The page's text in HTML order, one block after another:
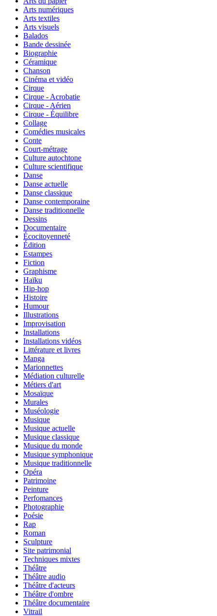
Arts numériques
Arts textiles
Arts visuels
Balados
Bande dessinée
Biographie
Céramique
Chanson
Cinéma et vidéo
Cirque
Cirque - Acrobatie
Cirque - Aérien
Cirque - Équilibre
Collage
Comédies musicales
Conte
Court-métrage
Culture autochtone
Culture scientifique
Danse
Danse actuelle
Danse classique
Danse contemporaine
Danse traditionnelle
Dessins
Documentaire
Écocitoyenneté
Édition
Estampes
Fiction
Graphisme
Haïku
Hip-hop
Histoire
Humour
Illustrations
Improvisation
Installations
Installations vidéos
Littérature et livres
Manga
Marionnettes
Médiation culturelle
Métiers d'art
Mosaïque
Murales
Muséologie
Musique
Musique actuelle
Musique classique
Musique du monde
Musique symphonique
Musique traditionnelle
Opéra
Patrimoine
Peinture
Perfomances
Photographie
Poésie
Rap
Roman
Sculpture
Site patrimonial
Techniques mixtes
Théâtre
Théâtre audio
Théâtre d'acteurs
Théâtre d'ombre
Théâtre documentaire
Vitrail